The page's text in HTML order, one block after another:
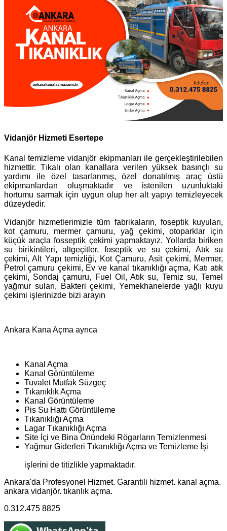
Vidanjör Hizmeti Esertepe
Kanal temizleme vidanjör ekipmanları ile gerçekleştirilebilen
hizmettir. Tıkalı olan kanallara verilen yüksek basınçlı su
yardımı ile özel tasarlanmış, özel donatılmış araç üstü
ekipmanlardan oluşmaktadır ve istenilen uzunluktaki
hortumu sarmak için uygun olup her alt yapıyı temizleyecek
düzeydedir.
Vidanjör hizmetlerimizle tüm fabrikaların, foseptik kuyuları,
kot çamuru, mermer çamuru, yağ çekimi, otoparklar için
küçük araçla fosseptik çekimi yapmaktayız. Yollarda biriken
su birikintileri, altgeçitler, foseptik ve su çekimi, Atık su
çekimi, Alt Yapı temizliği, Kot Çamuru, Asit çekimi, Mermer,
Petrol çamuru çekimi, Ev ve kanal tıkanıklığı açma, Katı atık
çekimi, Sondaj çamuru, Fuel Oil, Atık su, Temiz su, Temel
yağmur suları, Bakteri çekimi, Yemekhanelerde yağlı kuyu
çekimi işlerinizde bizi arayın
Ankara Kana Açma ayrıca
Kanal Açma
Kanal Görüntüleme
Tuvalet Mutfak Süzgeç
Tıkanıklık Açma
Kanal Görüntüleme
Pis Su Hattı Görüntüleme
Tıkanıklığı Açma
Lagar Tıkanıklığı Açma
Site İçi ve Bina Önündeki Rögarların Temizlenmesi
Yağmur Giderleri Tıkanıklığı Açma ve Temizleme İşi
işlerini de titizlikle yapmaktadır.
Ankara'da Profesyonel Hizmet. Garantili hizmet. kanal açma.
ankara vidanjör. tıkanlık açma.
0.312.475 8825